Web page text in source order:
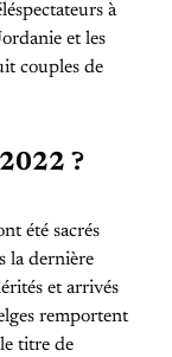
à
et les
couples de
?
été sacrés
la dernière
et arrivés
remportent
titre de